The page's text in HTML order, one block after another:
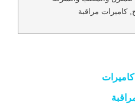
كاميرات مراقبة